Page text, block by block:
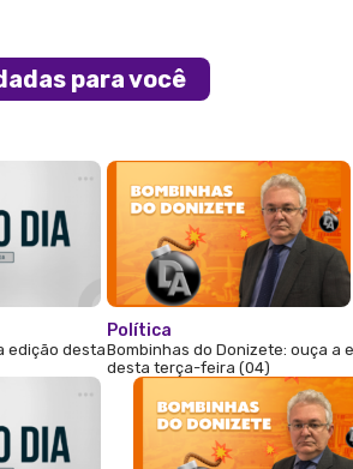
para você
edição desta
Política
Bombinhas do Donizete: ouça a
desta terça-feira (04)